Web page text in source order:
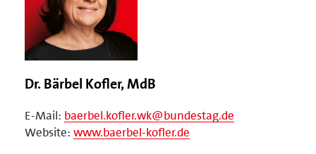
Dr. Bärbel Kofler, MdB
E-Mail: baerbel.kofler.wk@bundestag.de
Website: www.baerbel-kofler.de